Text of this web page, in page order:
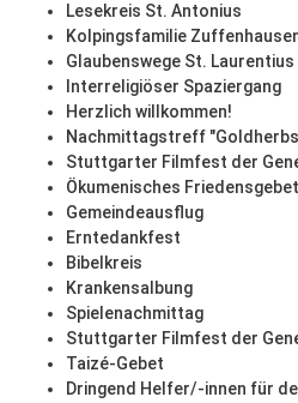
Lesekreis St. Antonius
Kolpingsfamilie
Glaubenswege St. Laurentius
Interreligiöser Spaziergang
Herzlich willkommen!
Nachmittagstreff
Stuttgarter Filmfest der
Ökumenisches Friedensgebet
Gemeindeausflug
Erntedankfest
Bibelkreis
Krankensalbung
Spielenachmittag
Stuttgarter Filmfest der
Taizé-Gebet
Dringend Helfer/-innen für